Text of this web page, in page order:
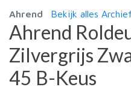
Ahrend Bekijk alles
Ahrend
Zilvergrijs
45 B-Keus